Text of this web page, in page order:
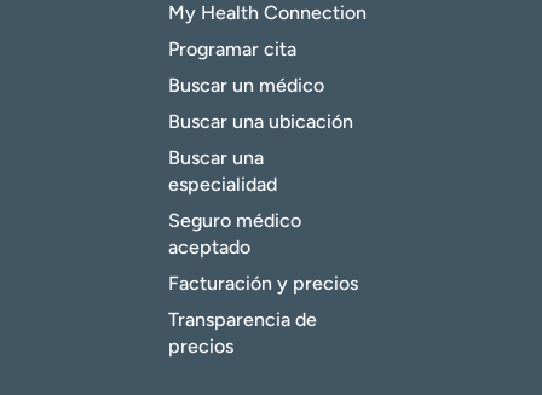
My Health Connection
Programar cita
Buscar un médico
Buscar una ubicación
Buscar una
especialidad
Seguro médico
aceptado
Facturación y precios
Transparencia de
precios